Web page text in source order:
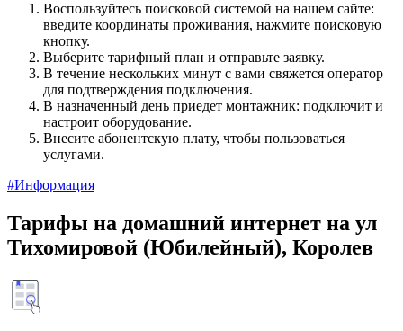
Воспользуйтесь поисковой системой на нашем сайте:
введите координаты проживания, нажмите поисковую
кнопку.
Выберите тарифный план и отправьте заявку.
В течение нескольких минут с вами свяжется оператор
для подтверждения подключения.
В назначенный день приедет монтажник: подключит и
настроит оборудование.
Внесите абонентскую плату, чтобы пользоваться
услугами.
#Информация
Тарифы на домашний интернет на ул
Тихомировой (Юбилейный), Королев